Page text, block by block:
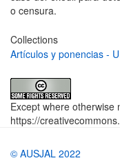
o censura.
Collections
Artículos y ponencias -
Except where otherwise
https://
© AUSJAL 2022